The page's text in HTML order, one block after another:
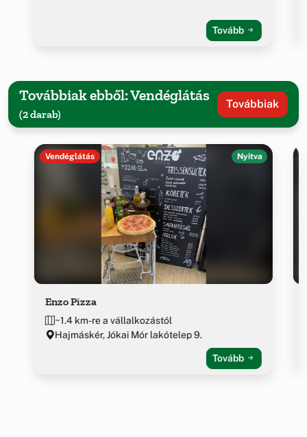
Tovább
Továbbiak ebből: Vendéglátás
(2 darab)
Továbbiak
Vendéglátás Nyitva
Enzo Pizza
~1.4 km-re a vállalkozástól
Hajmáskér, Jókai Mór lakótelep 9.
Tovább